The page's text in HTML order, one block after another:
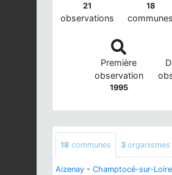
21
observations
18
communes
Première
observation
1995
18 communes 3 organismes
Aizenay - Champtocé-sur-Loire